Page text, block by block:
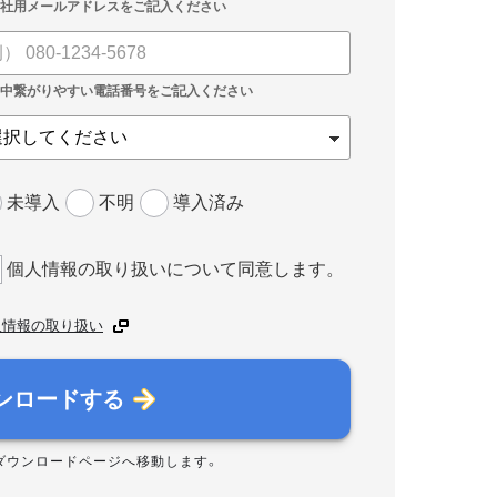
未導入 不明 導入済み
個人情報の取り扱いについて同意します。
報の取り扱い
ロードする
ウンロードページへ移動します。